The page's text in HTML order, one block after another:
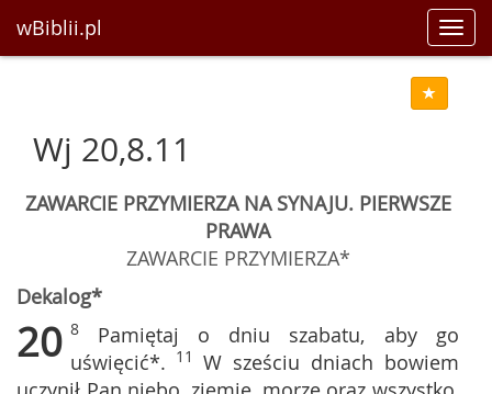
wBiblii.pl
Wj 20,8.11
ZAWARCIE PRZYMIERZA NA SYNAJU. PIERWSZE
PRAWA
ZAWARCIE PRZYMIERZA*
Dekalog*
20 8 Pamiętaj o dniu szabatu, aby go
uświęcić*. 11W sześciu dniach bowiem